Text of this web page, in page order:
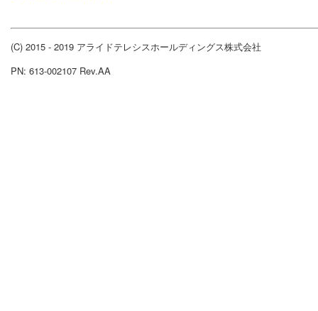
(C) 2015 - 2019 アライドテレシスホールディングス株式会社
PN: 613-002107 Rev.AA